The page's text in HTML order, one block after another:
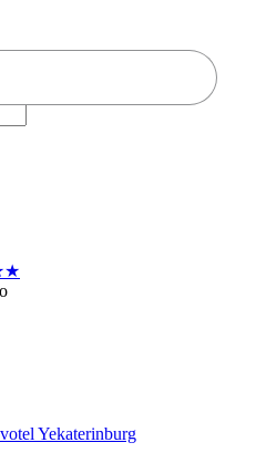
Yekaterinburg